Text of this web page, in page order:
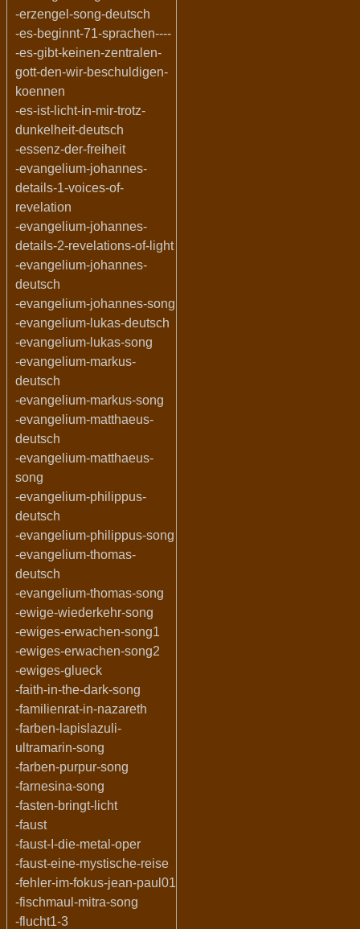
-erzengel-song-deutsch
-es-beginnt-71-sprachen----
-es-gibt-keinen-zentralen-
gott-den-wir-beschuldigen-
koennen
-es-ist-licht-in-mir-trotz-
dunkelheit-deutsch
-essenz-der-freiheit
-evangelium-johannes-
details-1-voices-of-
revelation
-evangelium-johannes-
details-2-revelations-of-light
-evangelium-johannes-
deutsch
-evangelium-johannes-song
-evangelium-lukas-deutsch
-evangelium-lukas-song
-evangelium-markus-
deutsch
-evangelium-markus-song
-evangelium-matthaeus-
deutsch
-evangelium-matthaeus-
song
-evangelium-philippus-
deutsch
-evangelium-philippus-song
-evangelium-thomas-
deutsch
-evangelium-thomas-song
-ewige-wiederkehr-song
-ewiges-erwachen-song1
-ewiges-erwachen-song2
-ewiges-glueck
-faith-in-the-dark-song
-familienrat-in-nazareth
-farben-lapislazuli-
ultramarin-song
-farben-purpur-song
-farnesina-song
-fasten-bringt-licht
-faust
-faust-I-die-metal-oper
-faust-eine-mystische-reise
-fehler-im-fokus-jean-paul01
-fischmaul-mitra-song
-flucht1-3